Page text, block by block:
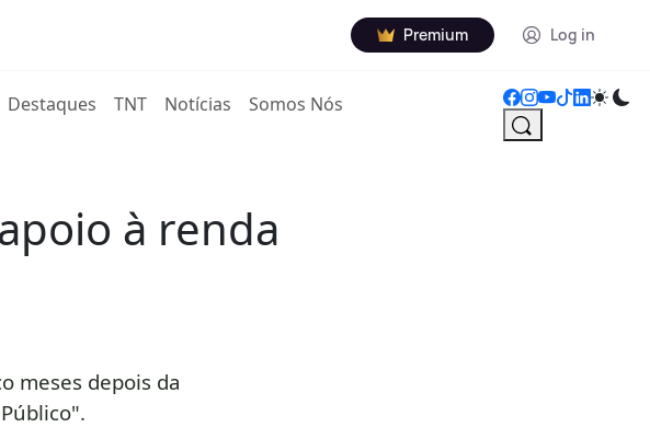
Premium Log in
Destaques TNT Notícias Somos Nós
à renda
meses depois da